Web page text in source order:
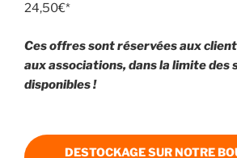
24,50€*
Ces offres sontréservées aux
aux associations, dans la limite des
disponibles !
DESTOCKAGE SUR NOTRE